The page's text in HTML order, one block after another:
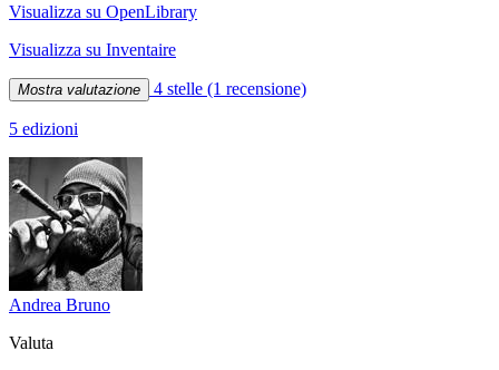
Visualizza su OpenLibrary
Visualizza su Inventaire
Mostra valutazione 4 stelle (1 recensione)
5 edizioni
Andrea Bruno
Valuta